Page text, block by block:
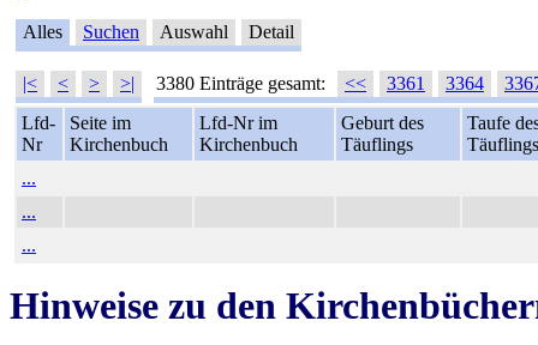
Alles Suchen Auswahl Detail
|< < > >| 3380 Einträge gesamt: << 3361 3364
Lfd-
Nr
Seite im
Kirchenbuch
Lfd-Nr im
Kirchenbuch
Geburt des
Täuflings
Taufe
Täuflings
...
...
...
Hinweise zu den